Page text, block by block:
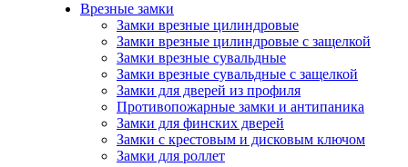
Врезные замки
Замки врезные цилиндровые
Замки врезные цилиндровые с защелкой
Замки врезные сувальдные
Замки врезные сувальдные с защелкой
Замки для дверей из профиля
Противопожарные замки и антипаника
Замки для финских дверей
Замки с крестовым и дисковым ключом
Замки для роллет